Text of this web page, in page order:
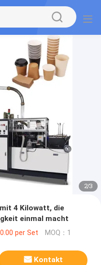
2/3
4 Kilowatt, die
einmal macht
per Set MOQ：1
Kontakt